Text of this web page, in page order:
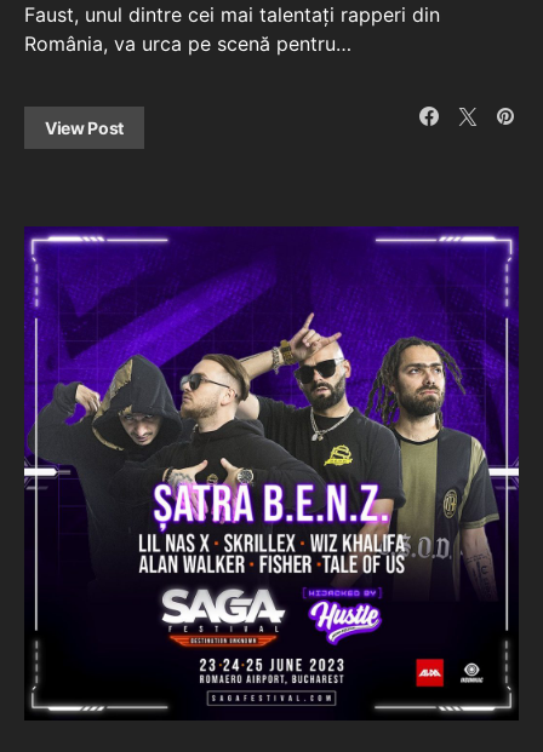
Faust, unul dintre cei mai talentați rapperi din
România, va urca pe scenă pentru…
View Post